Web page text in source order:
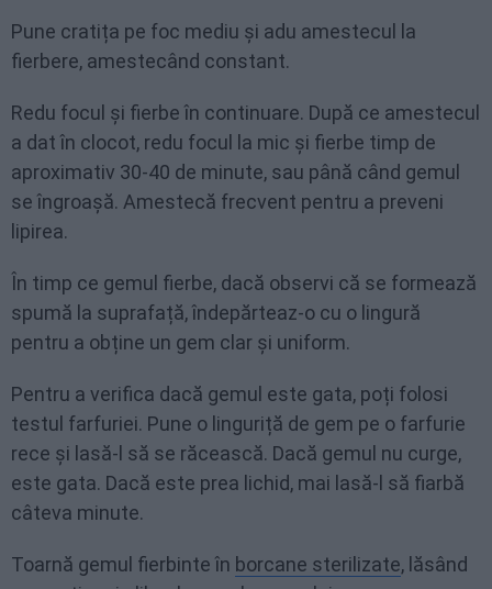
Pune cratița pe foc mediu și adu amestecul la
fierbere, amestecând constant.
Redu focul și fierbe în continuare. După ce amestecul
a dat în clocot, redu focul la mic și fierbe timp de
aproximativ 30-40 de minute, sau până când gemul
se îngroașă. Amestecă frecvent pentru a preveni
lipirea.
În timp ce gemul fierbe, dacă observi că se formează
spumă la suprafață, îndepărteaz-o cu o lingură
pentru a obține un gem clar și uniform.
Pentru a verifica dacă gemul este gata, poți folosi
testul farfuriei. Pune o linguriță de gem pe o farfurie
rece și lasă-l să se răcească. Dacă gemul nu curge,
este gata. Dacă este prea lichid, mai lasă-l să fiarbă
câteva minute.
Toarnă gemul fierbinte în borcane sterilizate, lăsând